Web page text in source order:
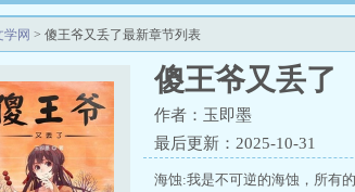
学网 > 傻王爷又丢了最新章节列表
傻王爷又丢了
作者：玉即墨
最后更新：2025-10-31
海蚀:我是不可逆的海蚀，所有